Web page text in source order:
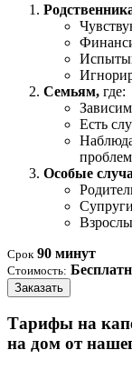
Семьям, где:
Есть
Особые
Срок 90 минут
Стоимость:
Заказать
Тарифы на
на дом от